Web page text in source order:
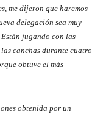
me dijeron que haremos
delegación sea muy
jugando con las
canchas durante cuatro
obtuve el más
obtenida por un